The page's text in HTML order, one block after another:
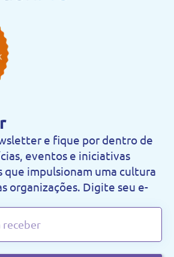
e fique por dentro de
eventos e iniciativas
que impulsionam uma cultura
organizações. Digite seu e-